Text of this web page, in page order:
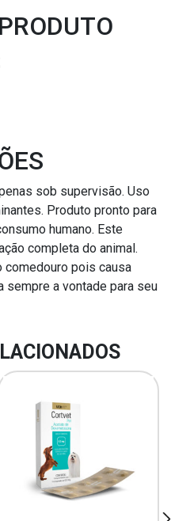
sob supervisão. Uso
Produto pronto para
humano. Este
completa do animal.
comedouro pois causa
sempre a vontade para seu